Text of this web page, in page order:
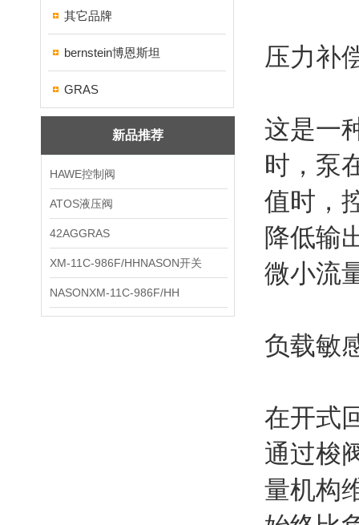
其它品牌
bernstein博恩斯坦
GRAS
新品推荐
HAWE控制阀
ATOS液压阀
42AGGRAS
XM-11C-986F/HHNASON开关
NASONXM-11C-986F/HH
压力补
这是一
时，泵
值时，
降低输
微小流
负载敏
在开式
通过梭
量机构